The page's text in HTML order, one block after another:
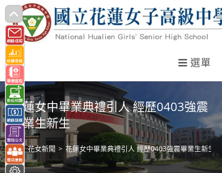
跳
轉
至
主
要
內
容
選單
花蓮女中畢業典禮引人 經歷0403強震
畢業生新生
> 花女新聞 > 花蓮女中畢業典禮引人 經歷0403強震畢業生新生